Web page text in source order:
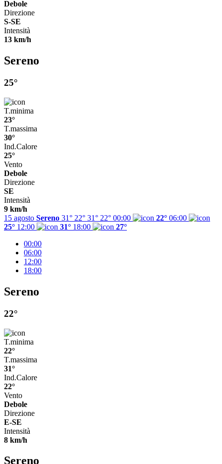
Debole
Direzione
S-SE
Intensità
13 km/h
Sereno
25°
T.minima
23°
T.massima
30°
Ind.Calore
25°
Vento
Debole
Direzione
SE
Intensità
9 km/h
15 agosto Sereno 31° 22° 31° 22° 00:00 22° 06:00
25° 12:00 31° 18:00
27°
00:00
06:00
12:00
18:00
Sereno
22°
T.minima
22°
T.massima
31°
Ind.Calore
22°
Vento
Debole
Direzione
E-SE
Intensità
8 km/h
Sereno